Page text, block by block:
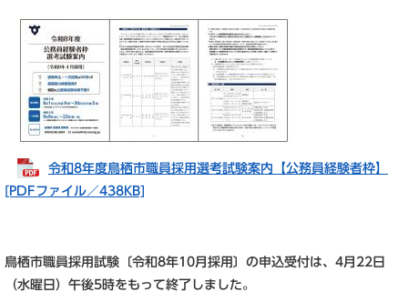
令和8年度鳥栖市職員採用選考試験案内【公務員経験者枠】
[PDFファイル／438KB]
鳥栖市職員採用試験〔令和8年10月採用〕の申込受付は、4月22日
（水曜日）午後5時をもって終了しました。